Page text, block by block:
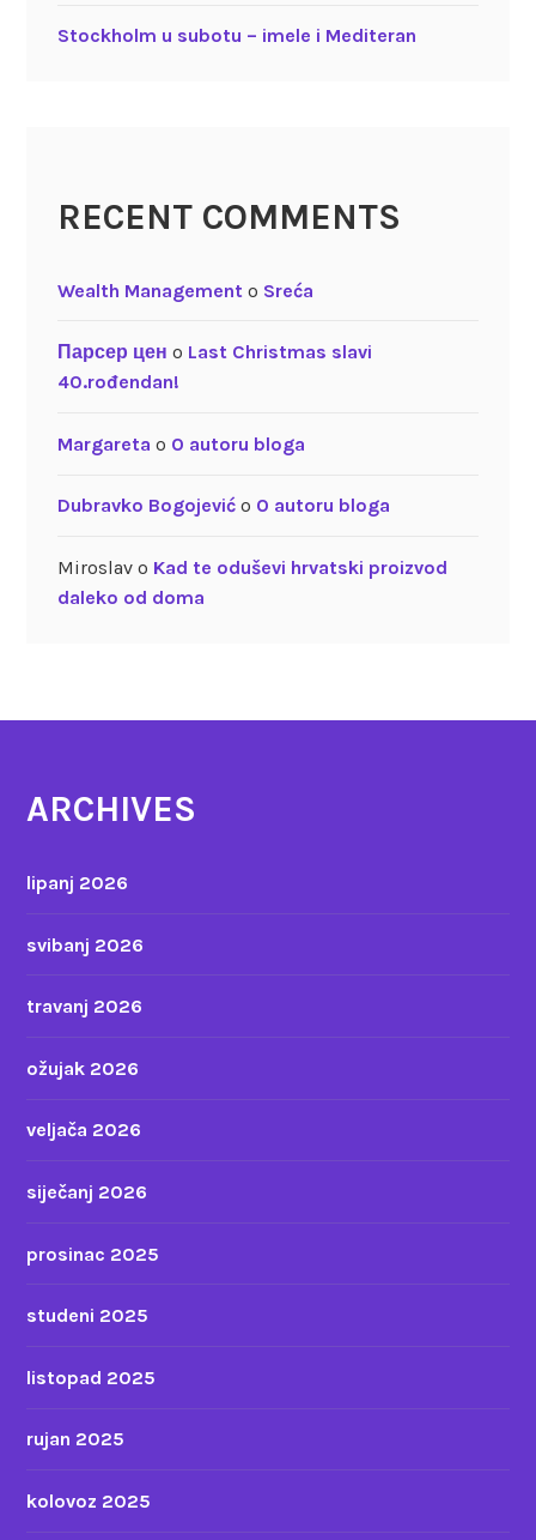
Stockholm u subotu – imele i Mediteran
RECENT COMMENTS
Wealth Management o Sreća
Парсер цен o Last Christmas slavi
40.rođendan!
Margareta o O autoru bloga
Dubravko Bogojevićo O autoru bloga
Miroslavo Kad te oduševi hrvatski proizvod
daleko od doma
ARCHIVES
lipanj 2026
svibanj 2026
travanj 2026
ožujak 2026
veljača 2026
siječanj 2026
prosinac 2025
studeni 2025
listopad 2025
rujan 2025
kolovoz 2025